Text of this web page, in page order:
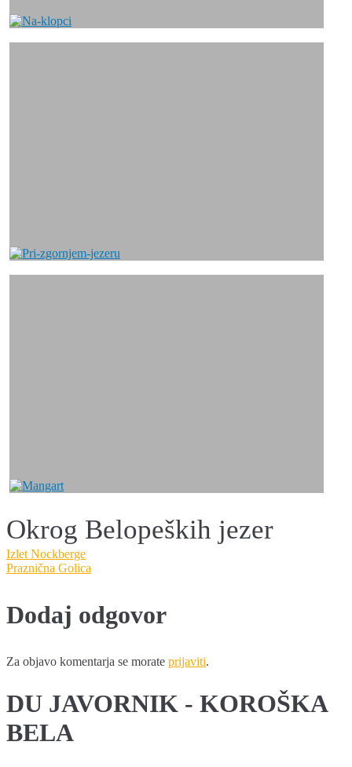
Okrog Belopeških jezer
Navigacija
prispevka
Izlet Nockberge
Praznična Golica
Dodaj odgovor
Za objavo komentarja se morate prijaviti.
DU JAVORNIK - KOROŠKA
BELA